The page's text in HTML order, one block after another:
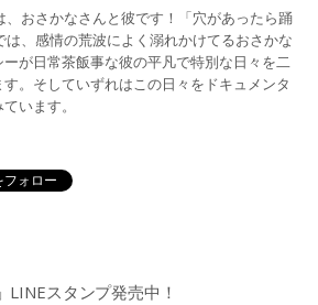
、おさかなさんと彼です！「穴があったら踊
は、感情の荒波によく溺れかけてるおさかな
が日常茶飯事な彼の平凡で特別な日々を二
。そしていずれはこの日々をドキュメンタ
います。
ォロー
LINEスタンプ発売中！